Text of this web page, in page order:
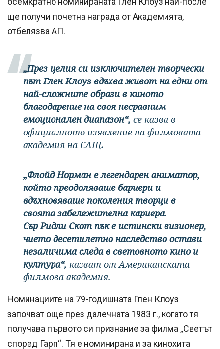
ще получи почетна награда от Академията,
отбелязва АП.
„През целия си изключителен творчески
път Глен Клоуз вдъхва живот на едни от
най-сложните образи в киното
благодарение на своя несравним
емоционален диапазон“, се казва в
официалното изявление на филмовата
академия на САЩ.
„Флойд Норман е легендарен аниматор,
който преодоляваше бариери и
вдъхновяваше поколения творци в
своята забележителна кариера.
Сър Ридли Скот пък е истински визионер,
чието десетилетно наследство остави
незаличима следа в световното кино и
култура“, казват от Американската
филмова академия.
Номинациите на 79-годишната Глен Клоуз
започват още през далечната 1983 г., когато тя
получава първото си признание за филма „Светът
според Гарп“. Тя е номинирана и за кинохита